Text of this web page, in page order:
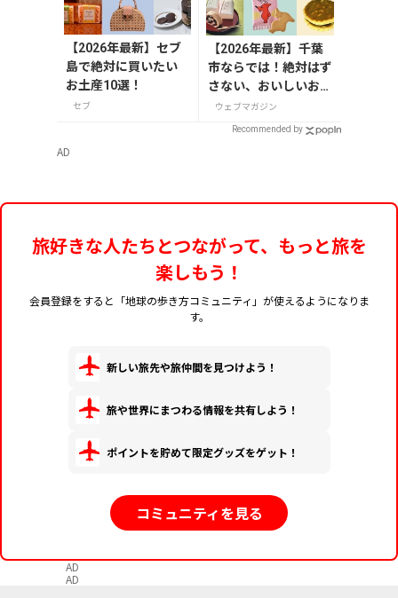
【2026年最新】セブ
島で絶対に買いたい
お土産10選！
セブ
【2026年最新】千葉
市ならでは！絶対はず
さない、おいしいお土
産10選
ウェブマガジン
Recommended by
AD
旅好きな人たちとつながって、もっと旅を
楽しもう！
会員登録をすると「地球の歩き方コミュニティ」が使えるようになりま
す。
新しい旅先や旅仲間を見つけよう！
旅や世界にまつわる情報を共有しよう！
ポイントを貯めて限定グッズをゲット！
コミュニティを見る
AD
AD